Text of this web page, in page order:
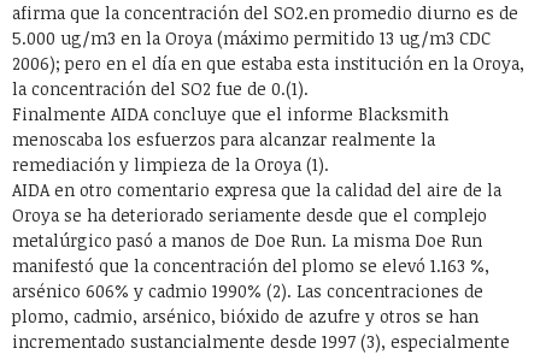
afirma que la concentración del SO2.en promedio diurno es de
5.000 ug/m3 en la Oroya (máximo permitido 13 ug/m3 CDC
2006); pero en el día en que estaba esta institución en la Oroya,
la concentración del SO2 fue de 0.(1).
Finalmente AIDA concluye que el informe Blacksmith
menoscaba los esfuerzos para alcanzar realmente la
remediación y limpieza de la Oroya (1).
AIDA en otro comentario expresa que la calidad del aire de la
Oroya se ha deteriorado seriamente desde que el complejo
metalúrgico pasó a manos de Doe Run. La misma Doe Run
manifestó que la concentración del plomo se elevó 1.163 %,
arsénico 606% y cadmio 1990% (2). Las concentraciones de
plomo, cadmio, arsénico, bióxido de azufre y otros se han
incrementado sustancialmente desde 1997 (3), especialmente